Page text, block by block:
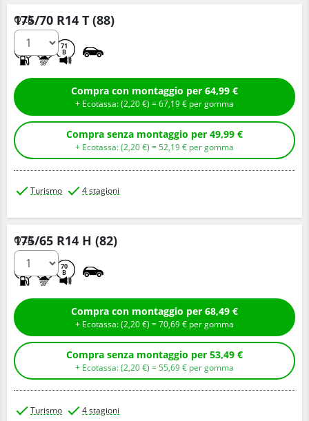
175/70 R14 T (88)
71
B
Q.tà
Compra con montaggio per 64,99 €
+ Ecotassa: (2,20€ ) =67,19€ per gomma
Compra senza montaggio per 49,99 €
+ Ecotassa: (2,20€ ) =52,19€ per gomma
Turismo 4 stagioni
175/65 R14 H (82)
70
B
Q.tà
Compra con montaggio per 68,49 €
+ Ecotassa: (2,20€ ) =70,69€ per gomma
Compra senza montaggio per 53,49 €
+ Ecotassa: (2,20€ ) =55,69€ per gomma
Turismo 4 stagioni